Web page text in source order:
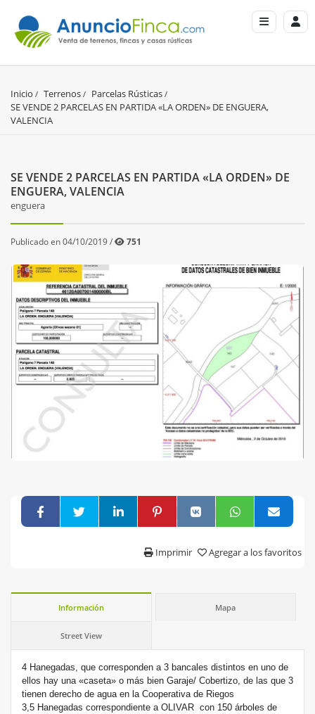
Inicio Terrenos
Parcelas Rústicas
SE VENDE 2 PARCELAS EN PARTIDA «LA ORDEN» DE ENGUERA,
VALENCIA
SE VENDE 2 PARCELAS EN PARTIDA «LA ORDEN» DE
ENGUERA, VALENCIA
enguera
Publicado en 04/10/2019 / 751
Agregar a los favoritos
Imprimir
Información Mapa
Street View
4 Hanegadas, que corresponden a 3 bancales distintos en uno de
ellos hay una «caseta» o más bien Garaje/ Cobertizo, de las que 3
tienen derecho de agua en la Cooperativa de Riegos
3,5 Hanegadas correspondiente a OLIVAR con 150 árboles de